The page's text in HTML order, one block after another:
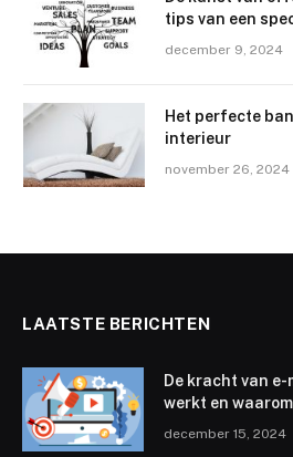
tips van een
december 9, 2024
Het perfecte
interieur
november 26, 2024
LAATSTE BERICHTEN
De kracht van
werkt en
december 15, 2024